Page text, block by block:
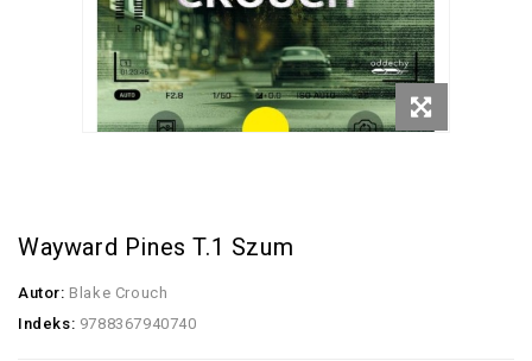
Wayward Pines T.1 Szum
Autor: Blake Crouch
Indeks: 9788367940740